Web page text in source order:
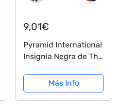
9,01€
Pyramid International
Insignia Negra de The
x 12.5 x 1.3 cm
Más Info